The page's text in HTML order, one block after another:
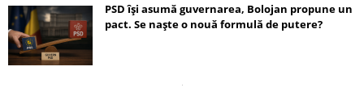
PSD își asumă guvernarea, Bolojan propune un
pact. Se naște o nouă formulă de putere?